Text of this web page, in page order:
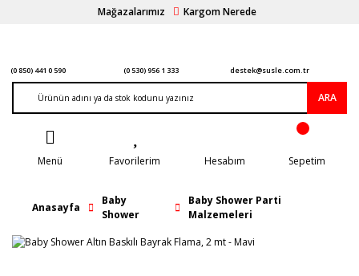
Mağazalarımız Kargom Nerede
(0 850) 441 0 590 (0 530) 956 1 333 destek@susle.com.tr
ARA
Menü Favorilerim Hesabım Sepetim
Anasayfa
Baby
Shower
Baby Shower Parti
Malzemeleri